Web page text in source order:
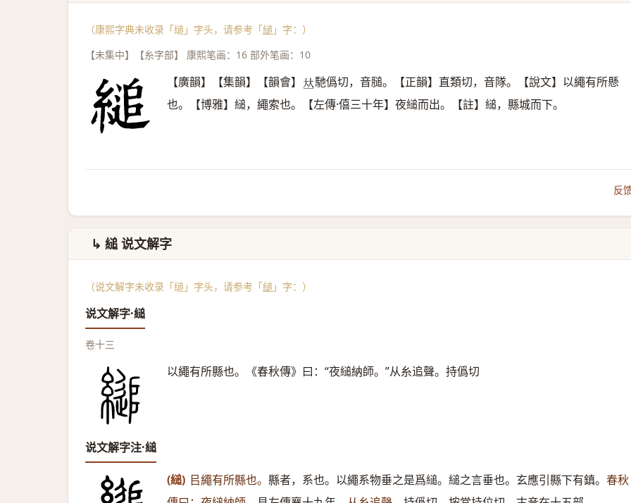
（康熙字典未收录「缒」字头，请参考「縋 」字：）
【未集中】【糸字部】 康熙笔画：16 部外笔画：10
【廣韻】【集韻】【韻會】 𠀤馳僞切，音膇。【正韻】直類切，音隊。【說文】以繩有所懸
也。【博雅】縋，繩索也。【左傳·僖三十年】夜縋而出。【註】縋，縣城而下。
反
↳ 縋 说文解字
（说文解字未收录「缒」字头，请参考「縋 」字：）
说文解字·縋
卷十三
以繩有所縣也。《春秋傳》曰：“夜縋納師。”从糸追聲。持僞切
说文解字注·縋
(縋) 㠯繩有所縣也。 縣者，系也。以繩系物垂之是爲縋。縋之言垂也。玄應引縣下有鎮。 春秋